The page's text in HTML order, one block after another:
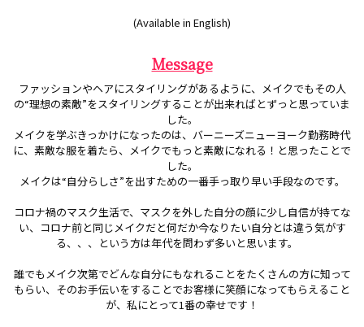
(Available in English)
Message
ファッションやヘアにスタイリングがあるように、メイクでもその人
の“理想の素敵”をスタイリングすることが出来ればとずっと思っていま
した。
メイクを学ぶきっかけになったのは、バーニーズニューヨーク勤務時代
に、素敵な服を着たら、メイクでもっと素敵になれる！と思ったことで
した。
メイクは“自分らしさ”を出すための一番手っ取り早い手段なのです。
コロナ禍のマスク生活で、マスクを外した自分の顔に少し自信が持てな
い、コロナ前と同じメイクだと何だか今なりたい自分とは違う気がす
る、、、という方は年代を問わず多いと思います。
誰でもメイク次第でどんな自分にもなれることをたくさんの方に知って
もらい、そのお手伝いをすることでお客様に笑顔になってもらえること
が、私にとって1番の幸せです！